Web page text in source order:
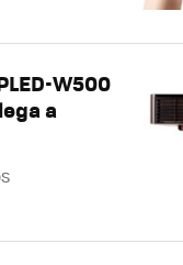
W500
a